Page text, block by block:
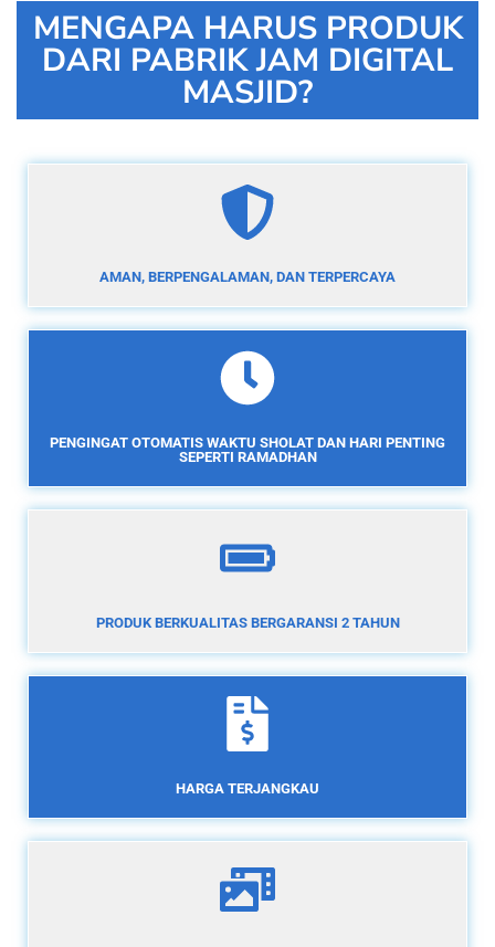
MENGAPA HARUS PRODUK
DARI PABRIK JAM DIGITAL
MASJID?
AMAN, BERPENGALAMAN, DAN TERPERCAYA
PENGINGAT OTOMATIS WAKTU SHOLAT DAN HARI PENTING
SEPERTI RAMADHAN
PRODUK BERKUALITAS BERGARANSI 2 TAHUN
HARGA TERJANGKAU